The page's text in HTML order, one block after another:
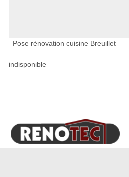
Pose rénovation cuisine Breuillet
indisponible